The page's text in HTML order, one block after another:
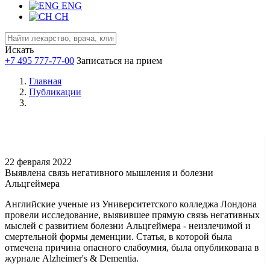
ENG
CH
Искать
+7 495 777-77-00 Записаться на прием
Главная
Публикации
22 февраля 2022
Выявлена связь негативного мышления и болезни
Альцгеймера
Английские ученые из Университетского колледжа Лондона
провели исследование, выявившее прямую связь негативных
мыслей с развитием болезни Альцгеймера - неизлечимой и
смертельной формы деменции. Статья, в которой была
отмечена причина опасного слабоумия, была опубликована в
журнале Alzheimer's & Dementia.